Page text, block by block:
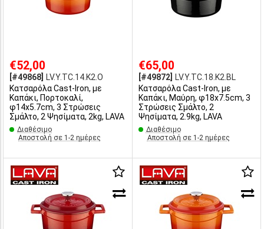
€52,00
[#49868]
LV.Y.TC.14.K2.O
Κατσαρόλα Cast-Iron, με
Καπάκι, Πορτοκαλί,
φ14x5.7cm, 3 Στρώσεις
Σμάλτο, 2 Ψησίματα, 2kg, LAVA
Διαθέσιμο
Αποστολή σε 1-2 ημέρες
€65,00
[#49872]
LV.Y.TC.18.K2.BL
Κατσαρόλα Cast-Iron, με
Καπάκι, Μαύρη, φ18x7.5cm, 3
Στρώσεις Σμάλτο, 2
Ψησίματα, 2.9kg, LAVA
Διαθέσιμο
Αποστολή σε 1-2 ημέρες